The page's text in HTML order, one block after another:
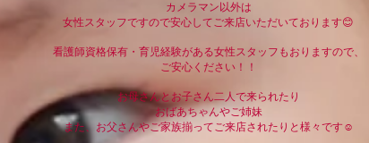
カメラマン以外は
女性スタッフですので安心してご来店いただいております😊
看護師資格保有・育児経験がある女性スタッフもおりますので、
ご安心ください！！
お母さんとお子さん二人で来られたり
おばあちゃんやご姉妹
また、お父さんやご家族揃ってご来店されたりと様々です☺️